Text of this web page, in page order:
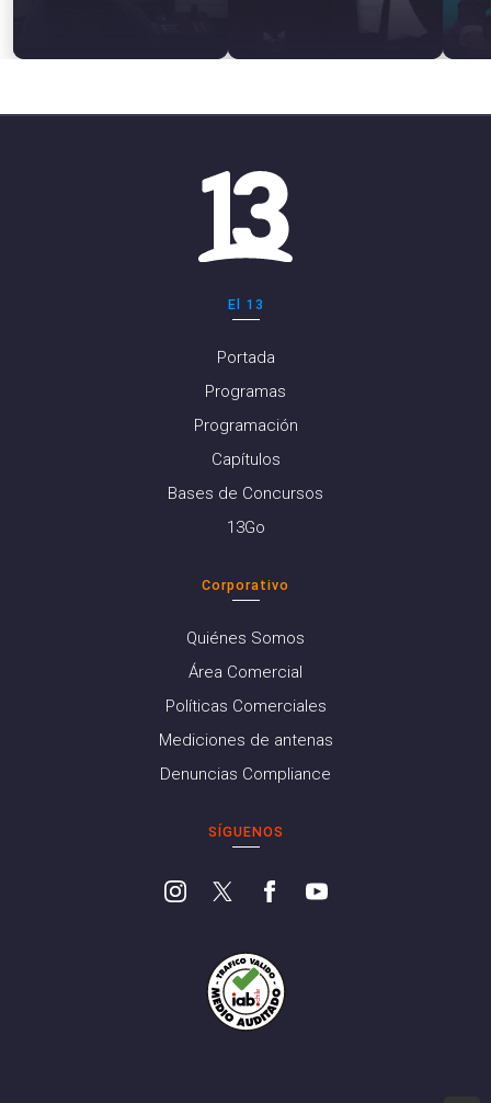
El 13
Portada
Programas
Programación
Capítulos
Bases de Concursos
13Go
Corporativo
Quiénes Somos
Área Comercial
Políticas Comerciales
Mediciones de antenas
Denuncias Compliance
SÍGUENOS